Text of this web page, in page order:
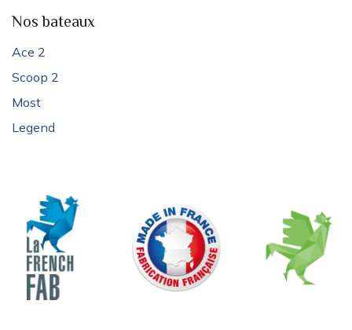
Nos bateaux
Ace 2
Scoop 2
Most
Legend